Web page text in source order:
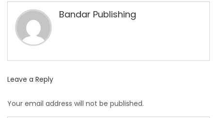
Bandar Publishing
Leave a Reply
Your email address will not be published.